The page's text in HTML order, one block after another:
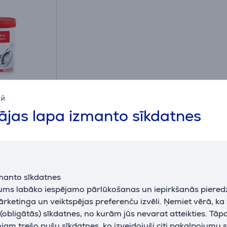
lapa izmanto sīkdatnes
sīkdatnes
labāko iespējamo pārlūkošanas un iepirkšanās
un veiktspējas preferenču izvēli. Ņemiet vērā,
sīkdatnes, no kurām jūs nevarat atteikties.
-
Atsauksmes